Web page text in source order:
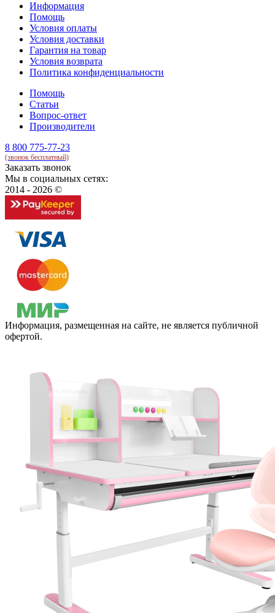
Информация
Помощь
Условия оплаты
Условия доставки
Гарантия на товар
Условия возврата
Политика конфиденциальности
Помощь
Статьи
Вопрос-ответ
Производители
8 800 775-77-23
(звонок бесплатный)
Заказать звонок
Мы в социальных сетях:
2014 - 2026 ©
Информация, размещенная на сайте, не является публичной
офертой.